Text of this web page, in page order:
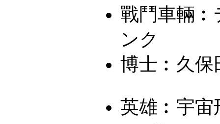
戰鬥車輛︰
ンク
博士︰ 久保
英雄︰ 宇宙